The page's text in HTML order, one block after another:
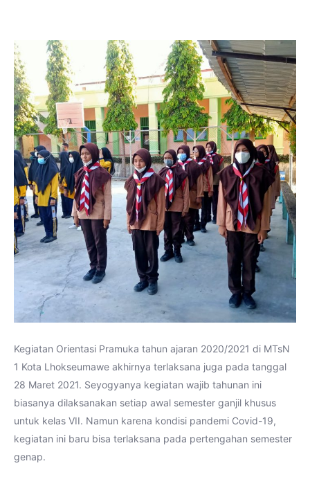
Kegiatan Orientasi Pramuka tahun ajaran 2020/2021 di MTsN
1 Kota Lhokseumawe akhirnya terlaksana juga pada tanggal
28 Maret 2021. Seyogyanya kegiatan wajib tahunan ini
biasanya dilaksanakan setiap awal semester ganjil khusus
untuk kelas VII. Namun karena kondisi pandemi Covid-19,
kegiatan ini baru bisa terlaksana pada pertengahan semester
genap.